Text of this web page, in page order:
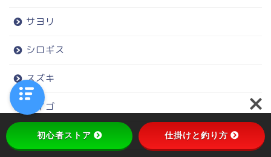
サヨリ
シロギス
スズキ
セイゴ
タコ
初心者ストア 仕掛けと釣り方